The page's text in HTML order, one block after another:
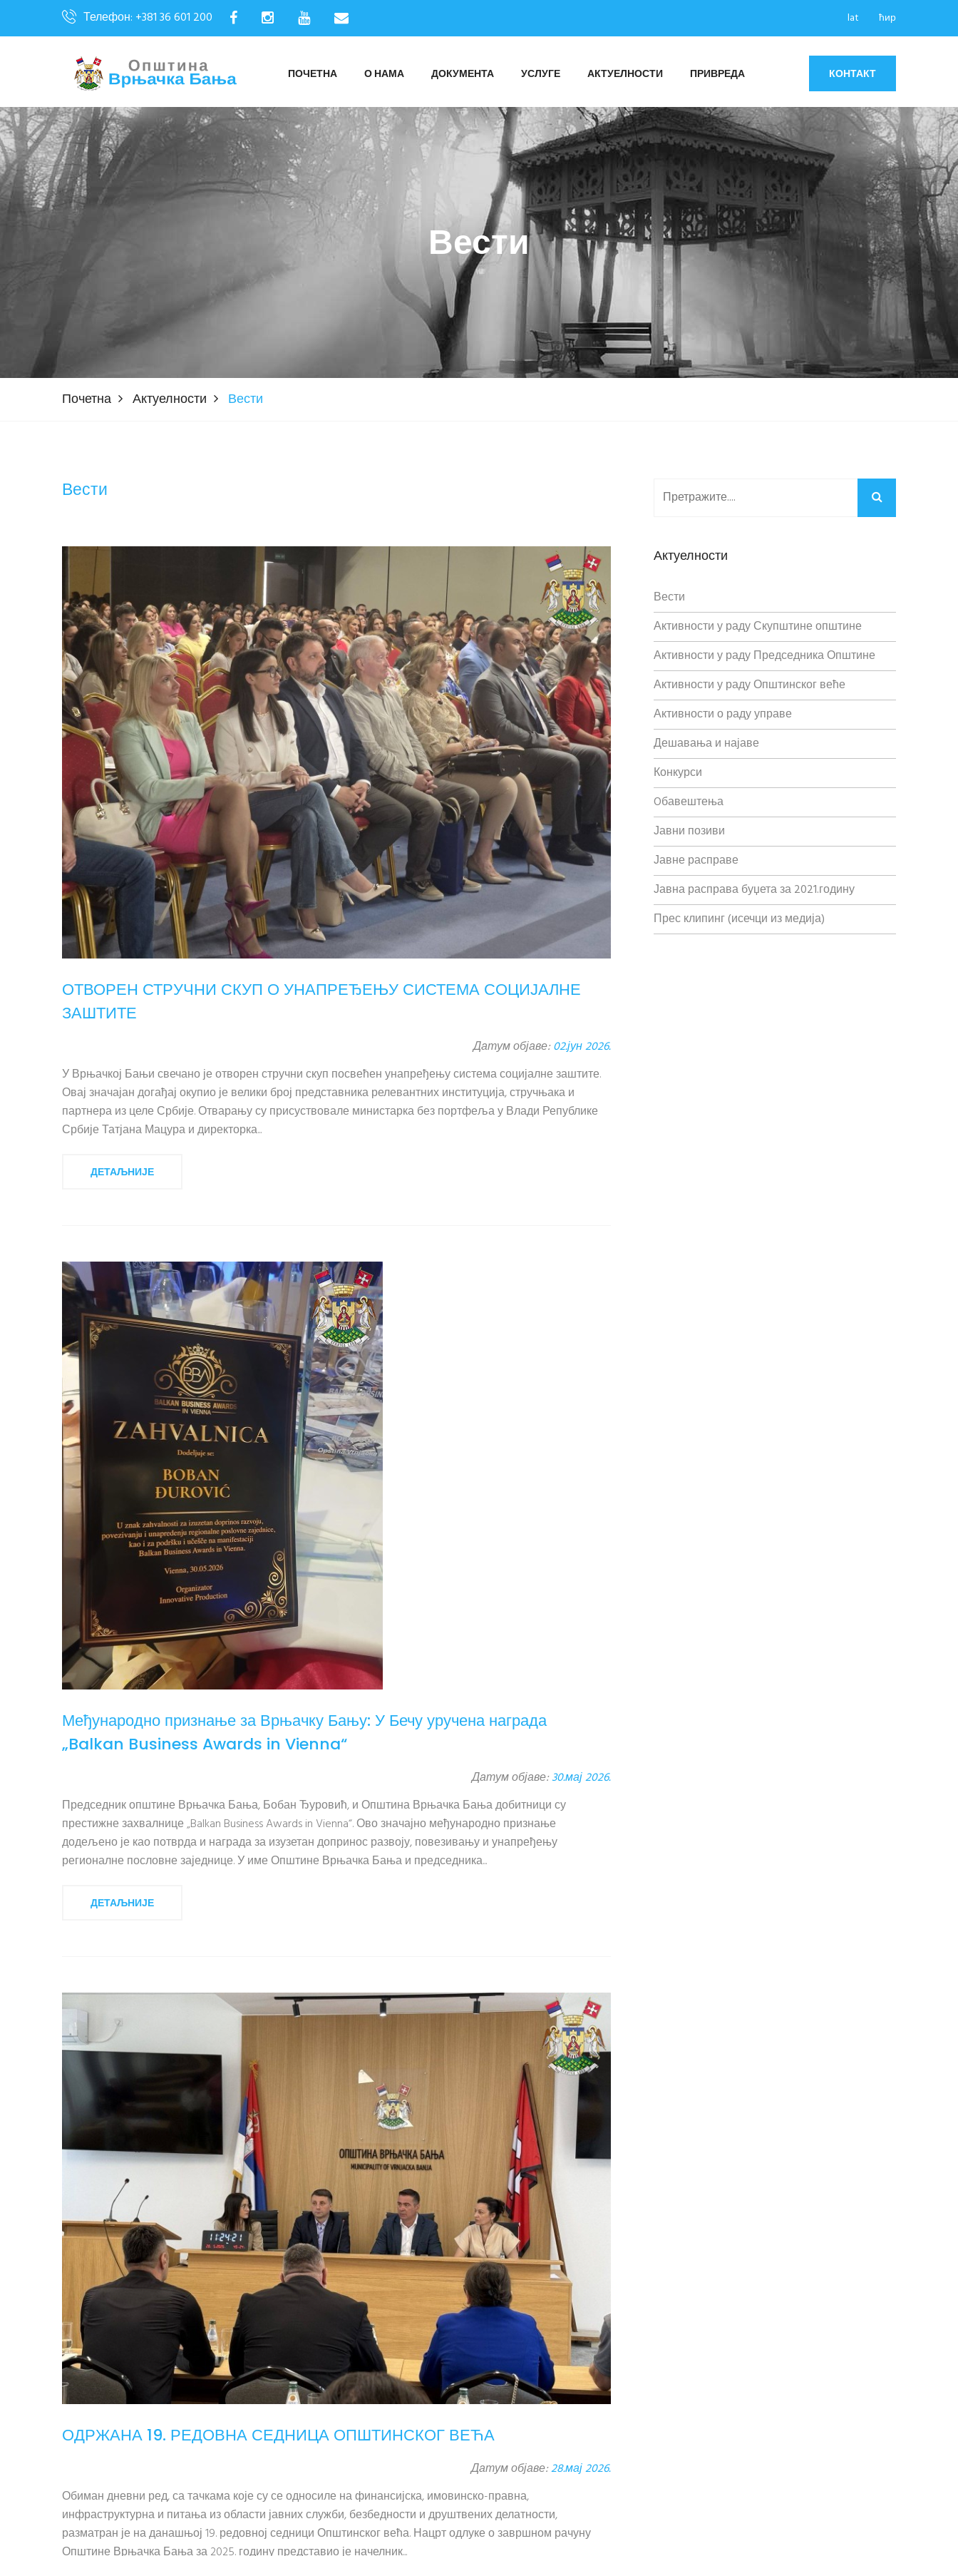
Телефон: +381 36 601 200 lat ћир
ПОЧЕТНА О НАМА ДОКУМЕНТА УСЛУГЕ АКТУЕЛНОСТИ ПРИВРЕДА КОНТАКТ
Вести
Почетна Актуелности Вести
Вести
ОТВОРЕН СТРУЧНИ СКУП О УНАПРЕЂЕЊУ СИСТЕМА СОЦИЈАЛНЕ
ЗАШТИТЕ
Датум објаве:02.јун 2026.
У Врњачкој Бањи свечано је отворен стручни скуп посвећен унапређењу система социјалне заштите.
Овај значајан догађај окупио је велики број представника релевантних институција, стручњака и
партнера из целе Србије. Отварању су присуствовале министарка без портфеља у Влади Републике
Србије Татјана Мацура и директорка...
ДЕТАЉНИЈЕ
Међународно признање за Врњачку Бању: У Бечу уручена награда
„Balkan Business Awards in Vienna“
Датум објаве:30.мај 2026.
Председник општине Врњачка Бања, Бобан Ђуровић, и Општина Врњачка Бања добитници су
престижне захвалнице „Balkan Business Awards in Vienna“. Ово значајно међународно признање
додељено је као потврда и награда за изузетан допринос развоју, повезивању и унапређењу
регионалне пословне заједнице. У име Општине Врњачка Бања и председника...
ДЕТАЉНИЈЕ
ОДРЖАНА 19. РЕДОВНА СЕДНИЦА ОПШТИНСКОГ ВЕЋА
Датум објаве:28.мај 2026.
Обиман дневни ред, са тачкама које су се односиле на финансијска, имовинско-правна,
инфраструктурна и питања из области јавних служби, безбедности и друштвених делатности,
разматран је на данашњој 19. редовној седници Општинског већа. Нацрт одлуке о завршном рачуну
Актуелности
Вести
Активности у раду Скупштине општине
Активности у раду Председника Општине
Активности у раду Општинског веће
Активности о раду управе
Дешавања и најаве
Конкурси
Oбавештења
Јавни позиви
Јавне расправе
Јавна расправа буџета за 2021.годину
Прес клипинг (исечци из медија)